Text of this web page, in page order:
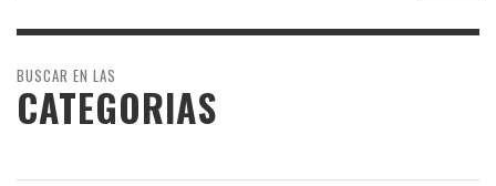
BUSCAR EN LAS
CATEGORIAS